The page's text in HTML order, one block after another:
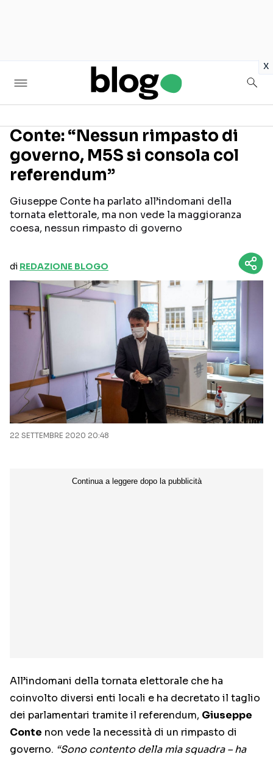
x
Seguici sui social
Conte: “Nessun rimpasto di
governo, M5S si consola col
referendum”
Giuseppe Conte ha parlato all’indomani della
tornata elettorale, ma non vede la maggioranza
coesa, nessun rimpasto di governo
di REDAZIONE BLOGO
22 SETTEMBRE 2020 20:48
All’indomani della tornata elettorale che ha
coinvolto diversi enti locali e ha decretato il taglio
dei parlamentari tramite il referendum, Giuseppe
Conte non vede la necessità di un rimpasto di
governo. “Sono contento della mia squadra – ha